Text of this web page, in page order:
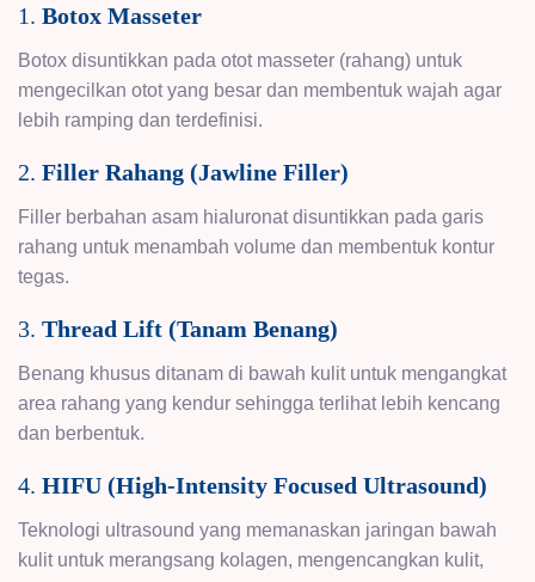
1. Botox Masseter
Botox disuntikkan pada otot masseter (rahang) untuk
mengecilkan otot yang besar dan membentuk wajah agar
lebih ramping dan terdefinisi.
2. Filler Rahang (Jawline Filler)
Filler berbahan asam hialuronat disuntikkan pada garis
rahang untuk menambah volume dan membentuk kontur
tegas.
3. Thread Lift (Tanam Benang)
Benang khusus ditanam di bawah kulit untuk mengangkat
area rahang yang kendur sehingga terlihat lebih kencang
dan berbentuk.
4. HIFU (High-Intensity Focused Ultrasound)
Teknologi ultrasound yang memanaskan jaringan bawah
kulit untuk merangsang kolagen, mengencangkan kulit,